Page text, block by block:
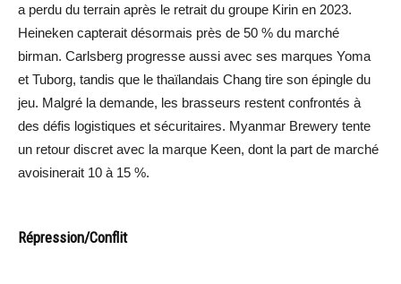
a perdu du terrain après le retrait du groupe Kirin en 2023.
Heineken capterait désormais près de 50 % du marché
birman. Carlsberg progresse aussi avec ses marques Yoma
et Tuborg, tandis que le thaïlandais Chang tire son épingle du
jeu. Malgré la demande, les brasseurs restent confrontés à
des défis logistiques et sécuritaires. Myanmar Brewery tente
un retour discret avec la marque Keen, dont la part de marché
avoisinerait 10 à 15 %.
Répression/Conflit